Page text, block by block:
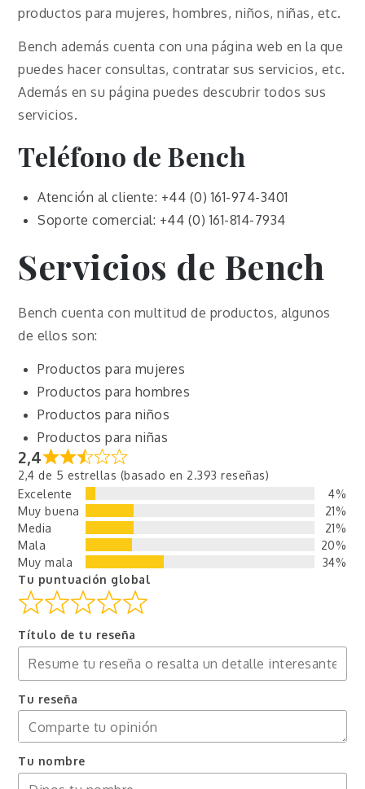
productos para mujeres, hombres, niños, niñas, etc.
Bench además cuenta con una página web en la que
puedes hacer consultas, contratar sus servicios, etc.
Además en su página puedes descubrir todos sus
servicios.
Teléfono de Bench
Atención al cliente: +44 (0) 161-974-3401
Soporte comercial: +44 (0) 161-814-7934
Servicios de Bench
Bench cuenta con multitud de productos, algunos
de ellos son:
Productos para mujeres
Productos para hombres
Productos para niños
Productos para niñas
2,4
2,4 de 5 estrellas (basado en 2.393 reseñas)
Excelente
4%
Muy buena
21%
Media
21%
Mala
20%
Muy mala
34%
Tu puntuación global
Título de tu reseña
Tu reseña
Tu nombre